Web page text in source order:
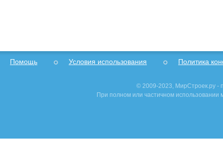
Помощь Условия использования Политика
© 2009-2023, МирСтроек.ру -
При полном или частичном использовании